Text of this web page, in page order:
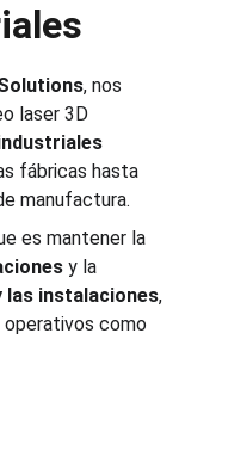
, nos
laser 3D
fábricas hasta
manufactura.
es mantener la
y la
las instalaciones,
como